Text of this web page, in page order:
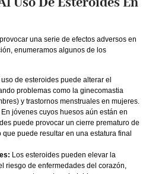
una serie de efectos adversos en
enumeramos algunos de los
uso de esteroides puede alterar el
problemas como la ginecomastia
y trastornos menstruales en mujeres.
En jóvenes cuyos huesos aún están en
puede provocar un cierre prematuro de
que puede resultar en una estatura final
Los esteroides pueden elevar la
riesgo de enfermedades del corazón,